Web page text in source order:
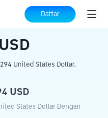
Daftar
BELIEVE ke USD
USD
United States Dollar.
USD
States Dollar Dengan